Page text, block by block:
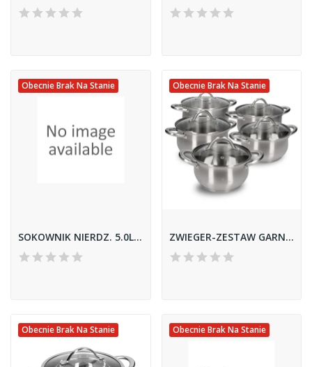
Obecnie Brak Na Stanie
SOKOWNIK NIERDZ. 5.0L ambition
Obecnie Brak Na Stanie
ZWIEGER-ZESTAW GARNKÓW 10 EL. *VIRTU*
Obecnie Brak Na Stanie Obecnie Brak Na Stanie